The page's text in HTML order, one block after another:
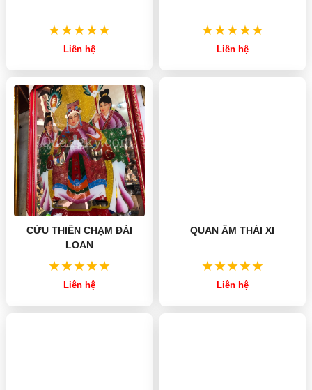
Liên hệ Liên hệ
CỬU THIÊN CHẠM ĐÀI
LOAN
Liên hệ
QUAN ÂM THÁI XI
Liên hệ